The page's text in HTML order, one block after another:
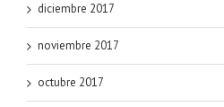
diciembre 2017
noviembre 2017
octubre 2017